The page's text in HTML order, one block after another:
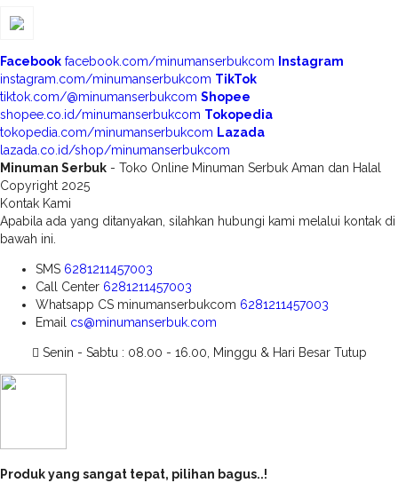
Facebook facebook.com/minumanserbukcom Instagram
instagram.com/minumanserbukcom TikTok
tiktok.com/@minumanserbukcom Shopee
shopee.co.id/minumanserbukcom Tokopedia
tokopedia.com/minumanserbukcom Lazada
lazada.co.id/shop/minumanserbukcom
Minuman Serbuk - Toko Online Minuman Serbuk Aman dan Halal
Copyright 2025
Kontak Kami
Apabila ada yang ditanyakan, silahkan hubungi kami melalui kontak di
bawah ini.
SMS 6281211457003
Call Center 6281211457003
Whatsapp CS minumanserbukcom 6281211457003
Email cs@minumanserbuk.com
Senin - Sabtu : 08.00 - 16.00, Minggu & Hari Besar Tutup
Produk yang sangat tepat, pilihan bagus..!